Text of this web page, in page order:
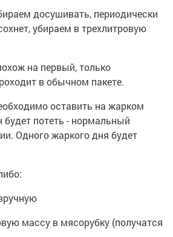
досушивать, периодически
убираем в трехлитровую
на первый, только
в обычном пакете.
оставить на жарком
потеть - нормальный
Одного жаркого дня будет
массу в мясорубку (получатся